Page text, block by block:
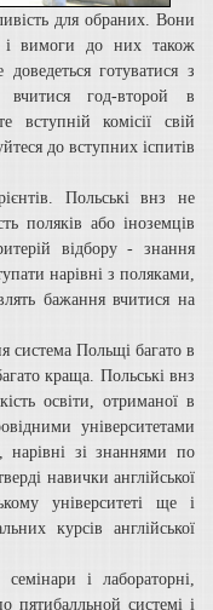
для обраних. Вони
і вимоги до них також
готуватися з
вчитися год-второй в
вступній комісії свій
до вступних іспитів
Польські внз не
поляків або іноземців
відбору - знання
нарівні з поляками,
бажання вчитися на
система Польщі багато в
краща. Польські внз
освіти, отриманої в
університетами
нарівні зі знаннями по
навички англійської
університеті ще і
курсів англійської
і лабораторні,
пятибалльной системі і